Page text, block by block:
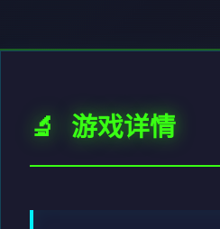
🔬 游戏详情